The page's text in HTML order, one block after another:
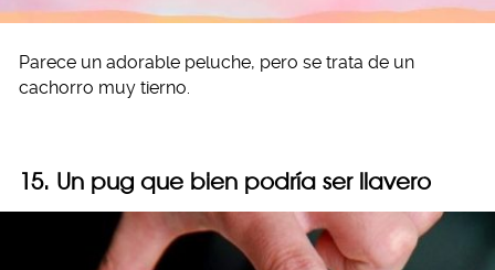
Parece un adorable peluche, pero se trata de un
cachorro muy tierno.
15. Un pug que bien podría ser llavero